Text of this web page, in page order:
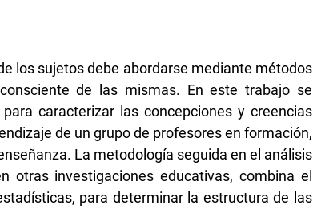
los sujetos debe abordarse mediante métodos
de las mismas. En este trabajo se
caracterizar las concepciones y creencias
de un grupo de profesores en formación,
La metodología seguida en el análisis
otras investigaciones educativas, combina el
para determinar la estructura de las